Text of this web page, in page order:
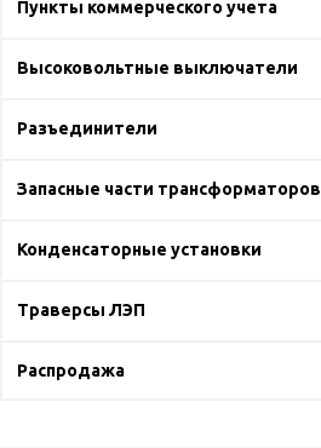
Пункты коммерческого учета
Высоковольтные выключатели
Разъединители
Запасные части трансформаторов
Конденсаторные установки
Траверсы ЛЭП
Распродажа